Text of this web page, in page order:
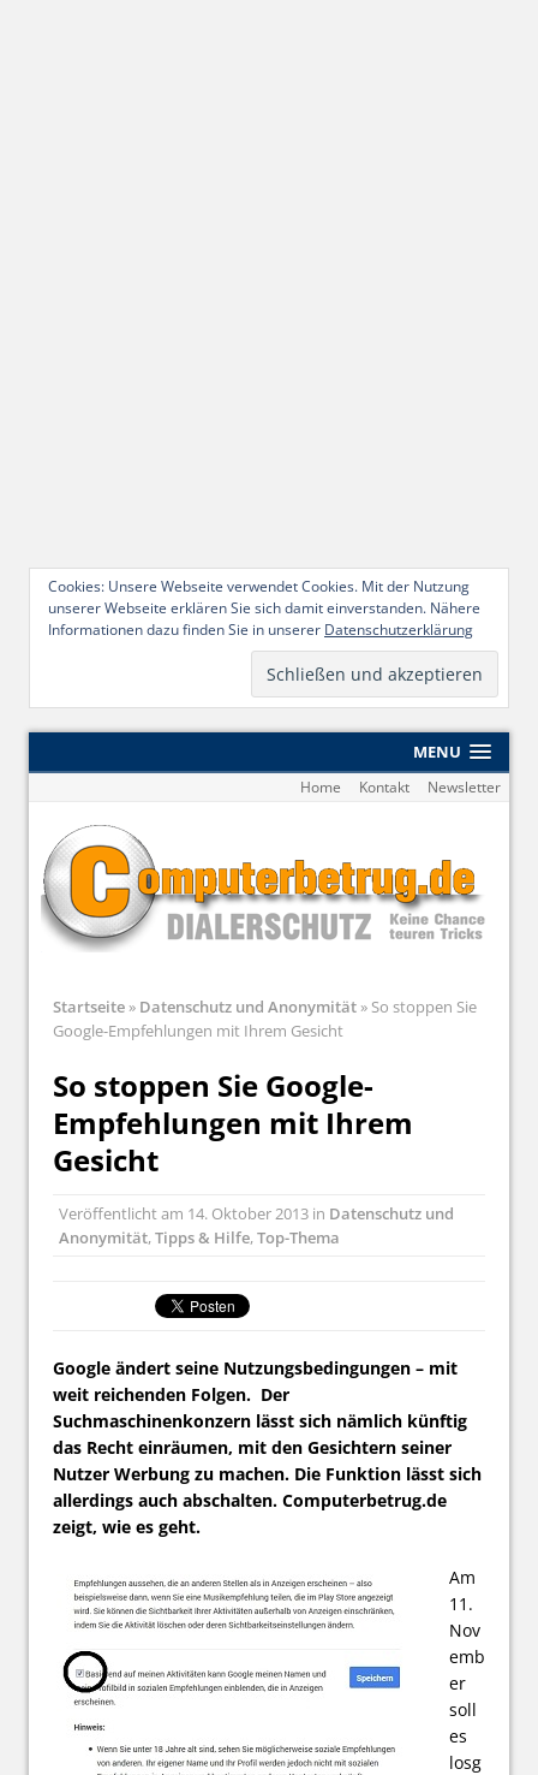
Cookies: Unsere Webseite verwendet Cookies. Mit der Nutzung
unserer Webseite erklären Sie sich damit einverstanden. Nähere
Informationen dazu finden Sie in unserer Datenschutzerklärung
MENU
Home Kontakt Newsletter
Startseite» Datenschutz und Anonymität» So stoppen Sie
Google-Empfehlungen mit Ihrem Gesicht
So stoppen Sie Google-
Empfehlungen mit Ihrem
Gesicht
Veröffentlicht am 14. Oktober 2013 in Datenschutz und
Anonymität,Tipps & Hilfe,Top-Thema
Google ändert seine Nutzungsbedingungen – mit
weit reichenden Folgen. Der
Suchmaschinenkonzern lässt sich nämlich künftig
das Recht einräumen, mit den Gesichtern seiner
Nutzer Werbung zu machen. Die Funktion lässt sich
allerdings auch abschalten. Computerbetrug.de
zeigt, wie es geht.
Am
11.
Nov
emb
er
soll
es
losg